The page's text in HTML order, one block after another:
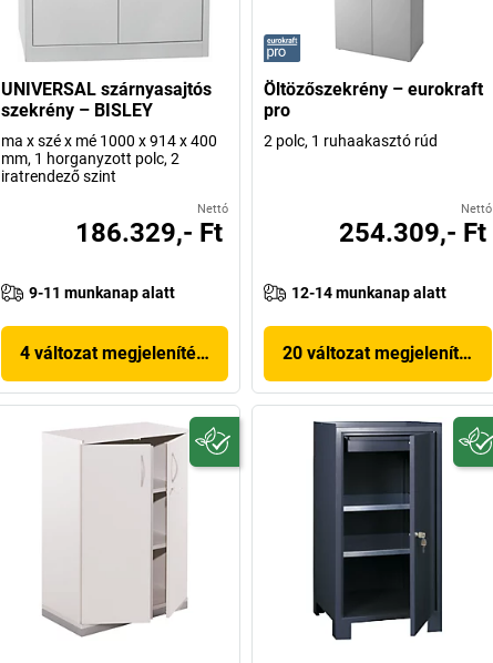
UNIVERSAL szárnyasajtós
szekrény – BISLEY
ma x szé x mé 1000 x 914 x 400
mm, 1 horganyzott polc, 2
iratrendező szint
Nettó
186.329,- Ft
9-11 munkanap alatt
4 változat megjelenítése
Öltözőszekrény – eurokraft
pro
2 polc, 1 ruhaakasztó rúd
Nettó
254.309,- Ft
12-14 munkanap alatt
20 változat megjelenítése